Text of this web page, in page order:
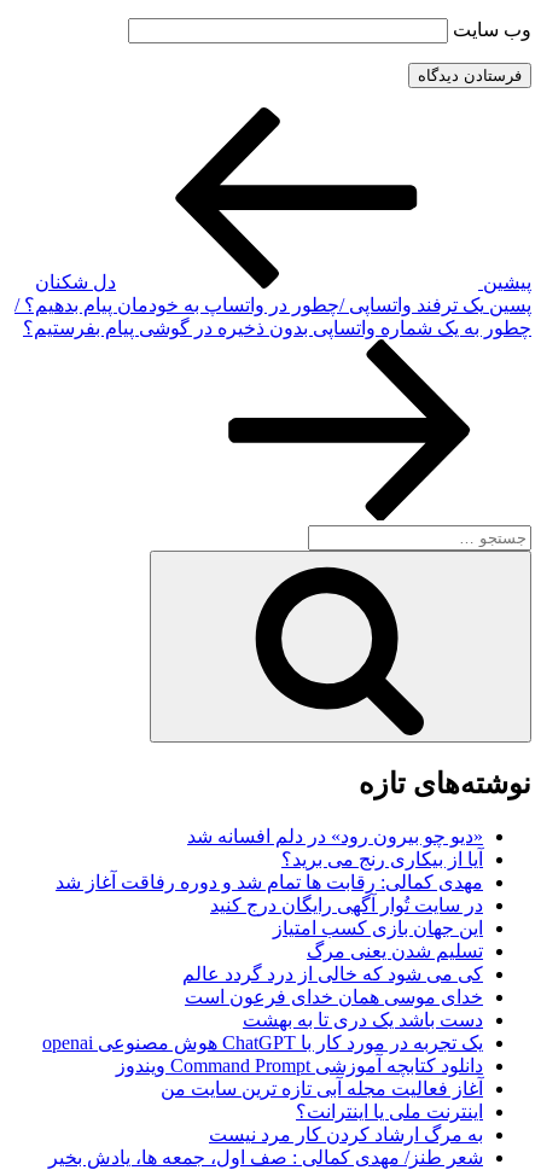
وب‌ سایت
پیشین
دل شکنان
نوشته‌ٔ
بعدی
پسین یک ترفند واتساپی /چطور در واتساپ به خودمان پیام بدهیم؟ /
چطور به یک شماره واتساپی بدون ذخیره در گوشی پیام بفرستیم؟
جستجو
برای
نوشته‌های تازه
«دیو چو بیرون رود» در دلم افسانه شد
آیا از بیکاری رنج می برید؟
مهدی کمالی: رقابت ها تمام شد و دوره رفاقت آغاز شد
در سایت تُوار آگهی رایگان درج کنید
این جهان بازی کسب امتیاز
تسلیم شدن یعنی مرگ
کی می شود که خالی از درد گردد عالم
خدای موسی همان خدای فرعون است
دست باشد یک دری تا به بهشت
یک تجربه در مورد کار با ChatGPT هوش مصنوعی openai
دانلود کتابچه آموزشی Command Prompt ویندوز
آغاز فعالیت مجله آبی تازه ترین سایت من
اینترنت ملی یا اینترانت؟
به مرگ ارشاد کردن کار مرد نیست
شعر طنز/ مهدی کمالی : صف اول، جمعه ها، یادش بخیر